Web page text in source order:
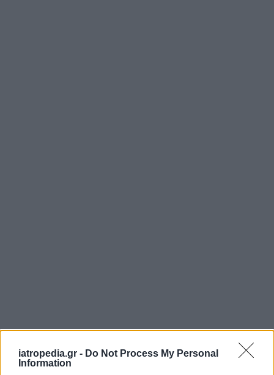
iatropedia.gr - Do Not Process My Personal
Information